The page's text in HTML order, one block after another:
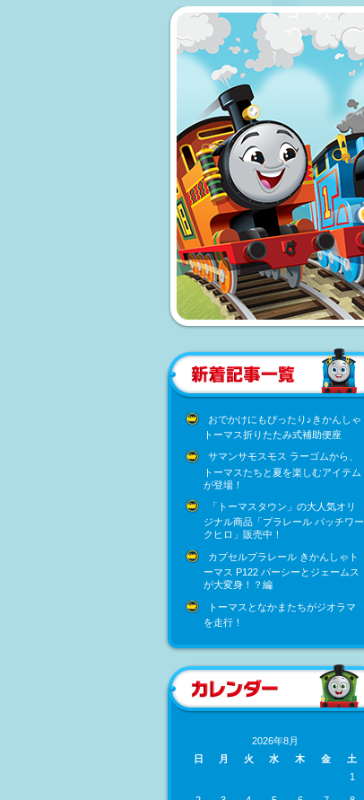
おでかけにもぴったり♪きかんしゃ
トーマス折りたたみ式補助便座
サマンサモスモス ラーゴムから、
トーマスたちと夏を楽しむアイテム
が登場！
「トーマスタウン」の大人気オリ
ジナル商品「プラレール パッチワー
クヒロ」販売中！
カプセルプラレール きかんしゃト
ーマス P122 パーシーとジェームス
が大変身！？編
トーマスとなかまたちがジオラマ
を走行！
2026年8月
日
月 火 水 木 金
土
1